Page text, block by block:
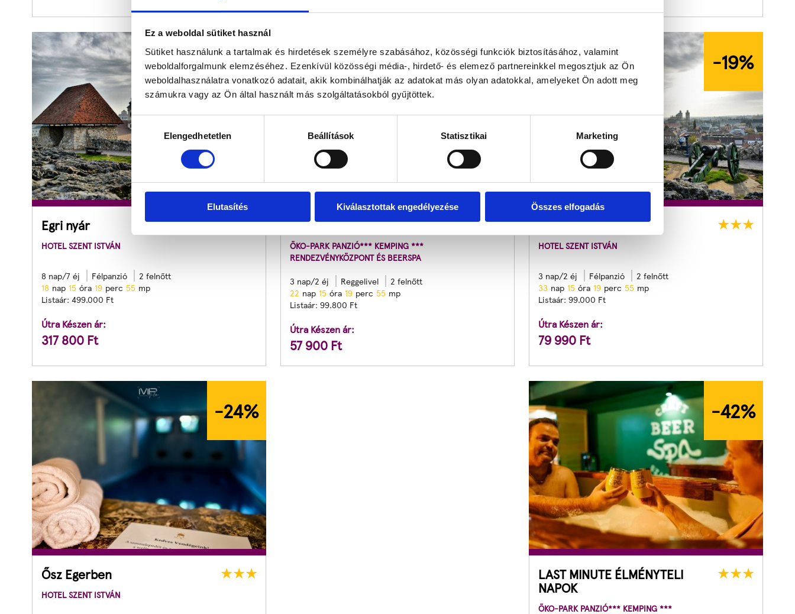
Ez a weboldal sütiket használ
Sütiket használunk a tartalmak és hirdetések személyre szabásához, közösségi funkciók biztosításához, valamint
weboldalforgalmunk elemzéséhez. Ezenkívül közösségi média-, hirdető- és elemező partnereinkkel megosztjuk az Ön
weboldalhasználatra vonatkozó adatait, akik kombinálhatják az adatokat más olyan adatokkal, amelyeket Ön adott meg
számukra vagy az Ön által használt más szolgáltatásokból gyűjtöttek.
Hozzájárulás
kiválasztásaElengedhetetlen Beállítások Statisztikai Marketing
Elutasítés Kiválasztottak engedélyezése Összes elfogadás
-36%
Egri nyár
HOTEL SZENT ISTVÁN
8 nap/7 éj Félpanzió
2 felnőtt
18 nap 15 óra 19 perc 53 mp
Listaár: 499.000 Ft
Útra Készen ár:
317 800 Ft
-42%
ÉLMÉNYTELI NAPOK
ÖKO-PARK PANZIÓ*** KEMPING ***
RENDEZVÉNYKÖZPONT ÉS BEERSPA
3 nap/2 éj
Reggelivel
2 felnőtt
22 nap 15 óra 19 perc 53 mp
Listaár:99.800 Ft
Útra Készen ár:
57 900 Ft
-19%
Egri ősz
HOTEL SZENT ISTVÁN
3 nap/2 éj Félpanzió
2 felnőtt
33 nap 15 óra 19 perc 53 mp
Listaár:99.000 Ft
Útra Készen ár:
79 990 Ft
-24%
Ősz Egerben
HOTEL SZENT ISTVÁN
-42%
LAST MINUTE ÉLMÉNYTELI
NAPOK
ÖKO-PARK PANZIÓ*** KEMPING ***